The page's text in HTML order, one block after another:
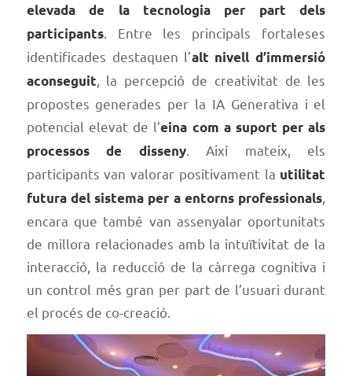
elevada de la tecnologia per part dels
participants. Entre les principals fortaleses
identificades destaquen l’alt nivell d’immersió
aconseguit , la percepció de creativitat de les
propostes generades per la IA Generativa i el
potencial elevat de l’eina com a suport per als
processos de disseny. Així mateix, els
participants van valorar positivament la utilitat
futura del sistema per a entorns professionals
encara que també van assenyalar oportunitats
de millora relacionades amb la intuïtivitat de la
interacció, la reducció de la càrrega cognitiva i
un control més gran per part de l’usuari durant
el procés de co-creació.